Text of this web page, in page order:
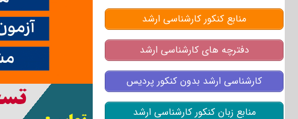
منابع کنکور کارشناسی ارشد
دفترچه های کارشناسی ارشد
کارشناسی ارشد بدون کنکور پردیس
منابع زبان کنکور کارشناسی ارشد